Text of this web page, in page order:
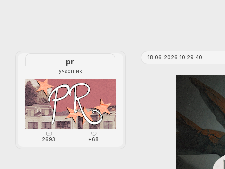
18.06.2026 10:29:40
pr
участник
2693 +68